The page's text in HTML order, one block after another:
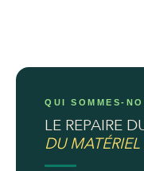
QUI SOMMES-
LE REPAIRE
DU